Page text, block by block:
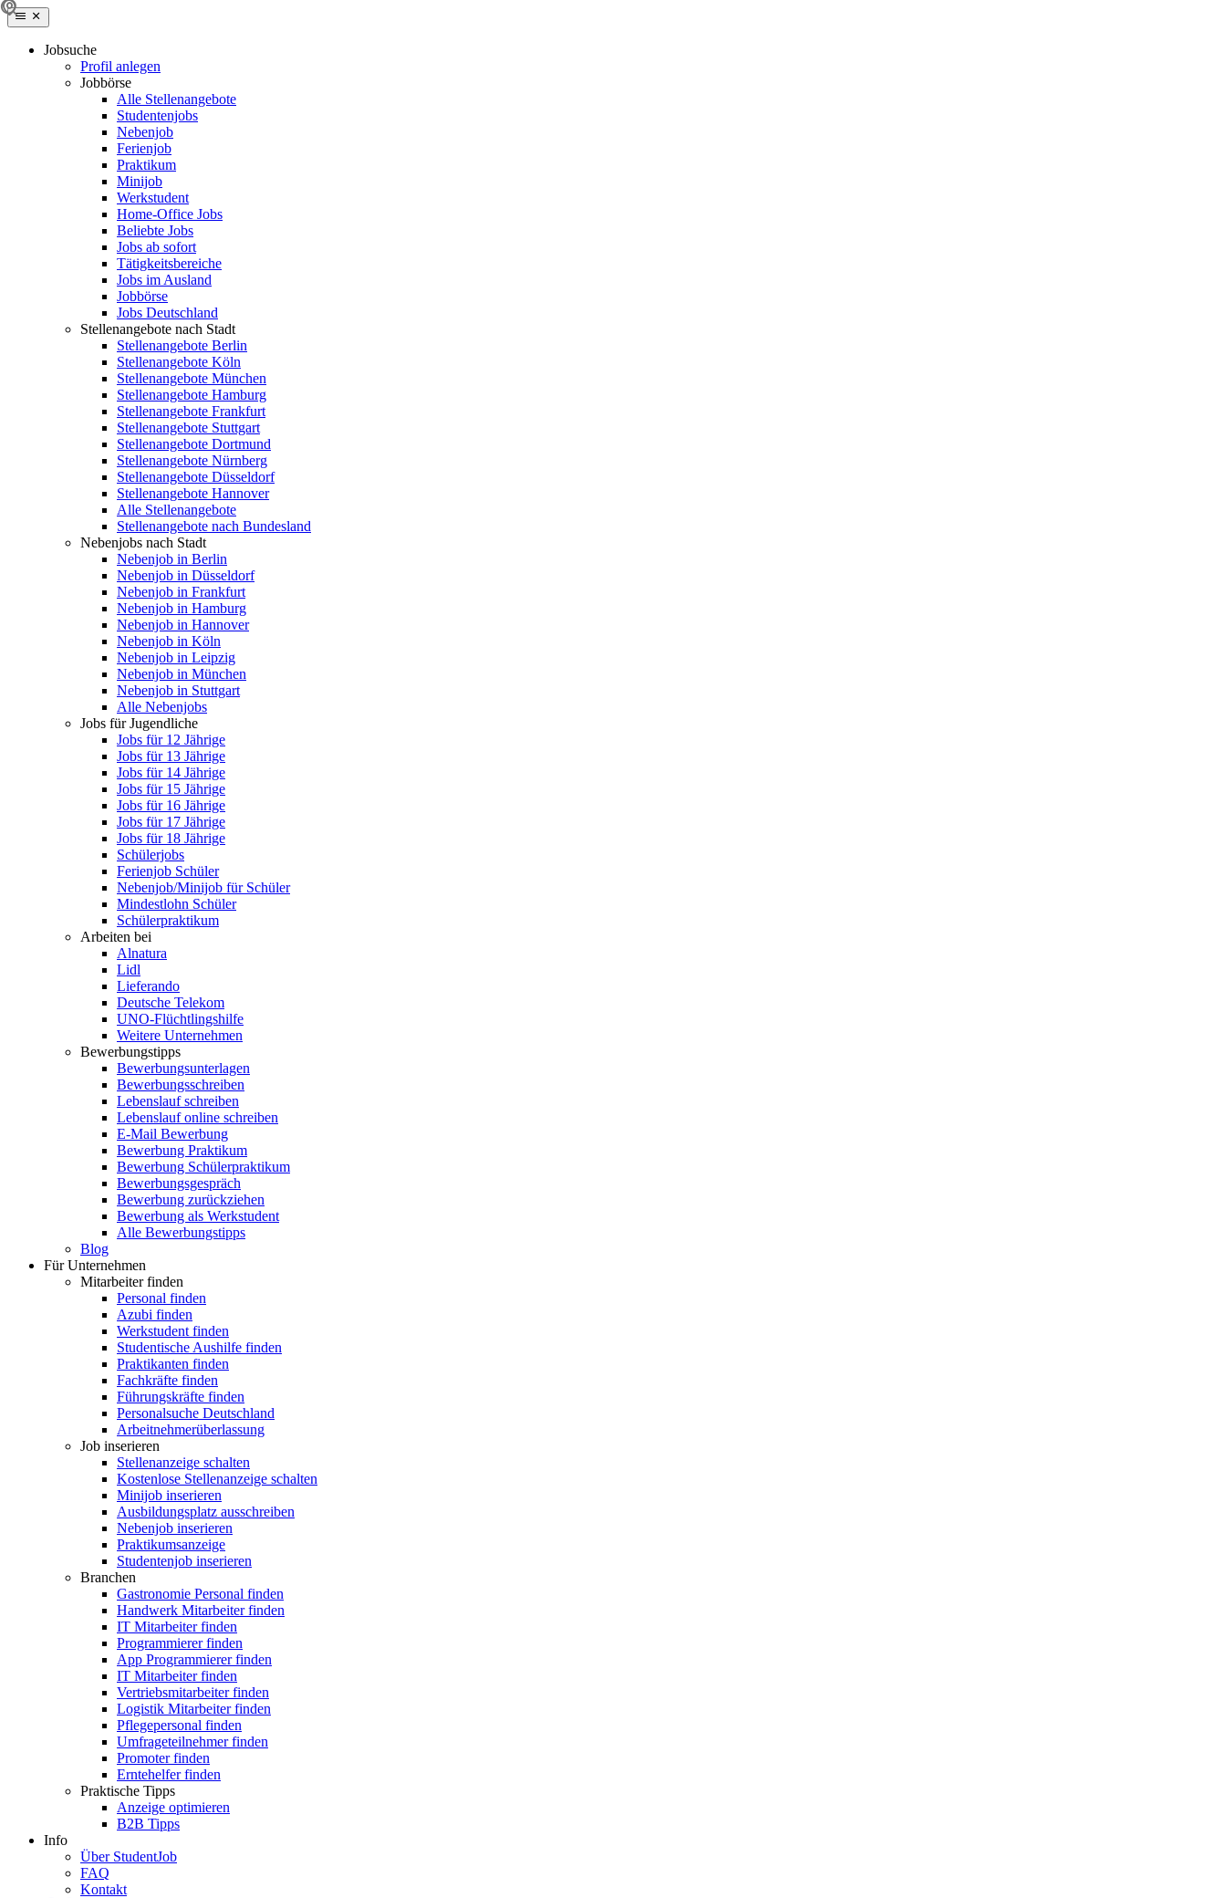
Jobsuche
Profil anlegen
Jobbörse
Alle Stellenangebote
Studentenjobs
Nebenjob
Ferienjob
Praktikum
Minijob
Werkstudent
Home-Office Jobs
Beliebte Jobs
Jobs ab sofort
Tätigkeitsbereiche
Jobs im Ausland
Jobbörse
Jobs Deutschland
Stellenangebote nach Stadt
Stellenangebote Berlin
Stellenangebote Köln
Stellenangebote München
Stellenangebote Hamburg
Stellenangebote Frankfurt
Stellenangebote Stuttgart
Stellenangebote Dortmund
Stellenangebote Nürnberg
Stellenangebote Düsseldorf
Stellenangebote Hannover
Alle Stellenangebote
Stellenangebote nach Bundesland
Nebenjobs nach Stadt
Nebenjob in Berlin
Nebenjob in Düsseldorf
Nebenjob in Frankfurt
Nebenjob in Hamburg
Nebenjob in Hannover
Nebenjob in Köln
Nebenjob in Leipzig
Nebenjob in München
Nebenjob in Stuttgart
Alle Nebenjobs
Jobs für Jugendliche
Jobs für 12 Jährige
Jobs für 13 Jährige
Jobs für 14 Jährige
Jobs für 15 Jährige
Jobs für 16 Jährige
Jobs für 17 Jährige
Jobs für 18 Jährige
Schülerjobs
Ferienjob Schüler
Nebenjob/Minijob für Schüler
Mindestlohn Schüler
Schülerpraktikum
Arbeiten bei
Alnatura
Lidl
Lieferando
Deutsche Telekom
UNO-Flüchtlingshilfe
Weitere Unternehmen
Bewerbungstipps
Bewerbungsunterlagen
Bewerbungsschreiben
Lebenslauf schreiben
Lebenslauf online schreiben
E-Mail Bewerbung
Bewerbung Praktikum
Bewerbung Schülerpraktikum
Bewerbungsgespräch
Bewerbung zurückziehen
Bewerbung als Werkstudent
Alle Bewerbungstipps
Blog
Für Unternehmen
Mitarbeiter finden
Personal finden
Azubi finden
Werkstudent finden
Studentische Aushilfe finden
Praktikanten finden
Fachkräfte finden
Führungskräfte finden
Personalsuche Deutschland
Arbeitnehmerüberlassung
Job inserieren
Stellenanzeige schalten
Kostenlose Stellenanzeige schalten
Minijob inserieren
Ausbildungsplatz ausschreiben
Nebenjob inserieren
Praktikumsanzeige
Studentenjob inserieren
Branchen
Gastronomie Personal finden
Handwerk Mitarbeiter finden
IT Mitarbeiter finden
Programmierer finden
App Programmierer finden
IT Mitarbeiter finden
Vertriebsmitarbeiter finden
Logistik Mitarbeiter finden
Pflegepersonal finden
Umfrageteilnehmer finden
Promoter finden
Erntehelfer finden
Praktische Tipps
Anzeige optimieren
B2B Tipps
Info
Über StudentJob
FAQ
Kontakt